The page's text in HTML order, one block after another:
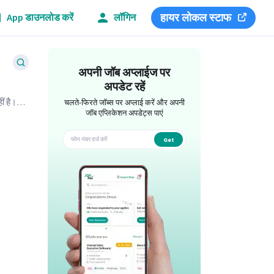
App डाउनलोड करें लॉगिन हायर लोकल स्टाफ
है।
अपनी जॉब अप्लाईज पर
अपडेट रहें
चलते-फिरते जॉब्स पर अप्लाई करें और अपनी
जॉब एप्लिकेशन अपडेट्स पाएं
Get
app